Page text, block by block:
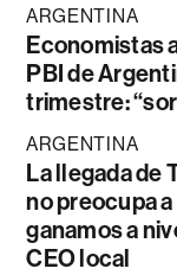
ARGENTINA
Economistas
PBI de
trimestre:
ARGENTINA
La llegada de
no preocupa a
ganamos a
CEO local